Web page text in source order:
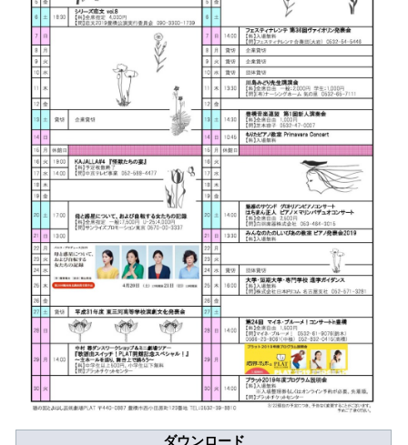
アクセシビリティ/
サービス
会員制度のご案内
座席表 月間スケジュール
プラットニュース
交通アクセス
サイトマップ
ダウンロード